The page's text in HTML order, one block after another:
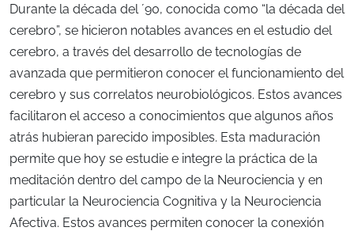
Durante la década del ´90, conocida como “la década del
cerebro”, se hicieron notables avances en el estudio del
cerebro, a través del desarrollo de tecnologías de
avanzada que permitieron conocer el funcionamiento del
cerebro y sus correlatos neurobiológicos. Estos avances
facilitaron el acceso a conocimientos que algunos años
atrás hubieran parecido imposibles. Esta maduración
permite que hoy se estudie e integre la práctica de la
meditación dentro del campo de la Neurociencia y en
particular la Neurociencia Cognitiva y la Neurociencia
Afectiva. Estos avances permiten conocer la conexión